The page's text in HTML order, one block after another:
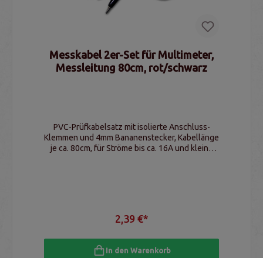
Messkabel 2er-Set für Multimeter,
Messleitung 80cm, rot/schwarz
PVC-Prüfkabelsatz mit isolierte Anschluss-
Klemmen und 4mm Bananenstecker, Kabellänge
je ca. 80cm, für Ströme bis ca. 16A und kleine
2,39 €*
In den Warenkorb